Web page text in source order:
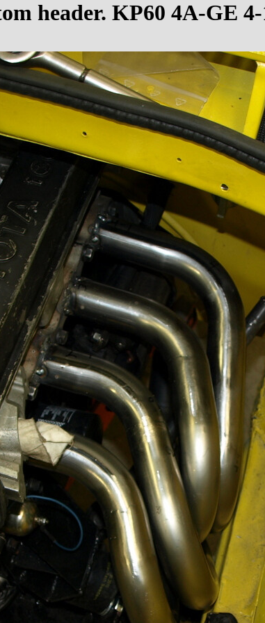
header. KP60 4A-GE 4-